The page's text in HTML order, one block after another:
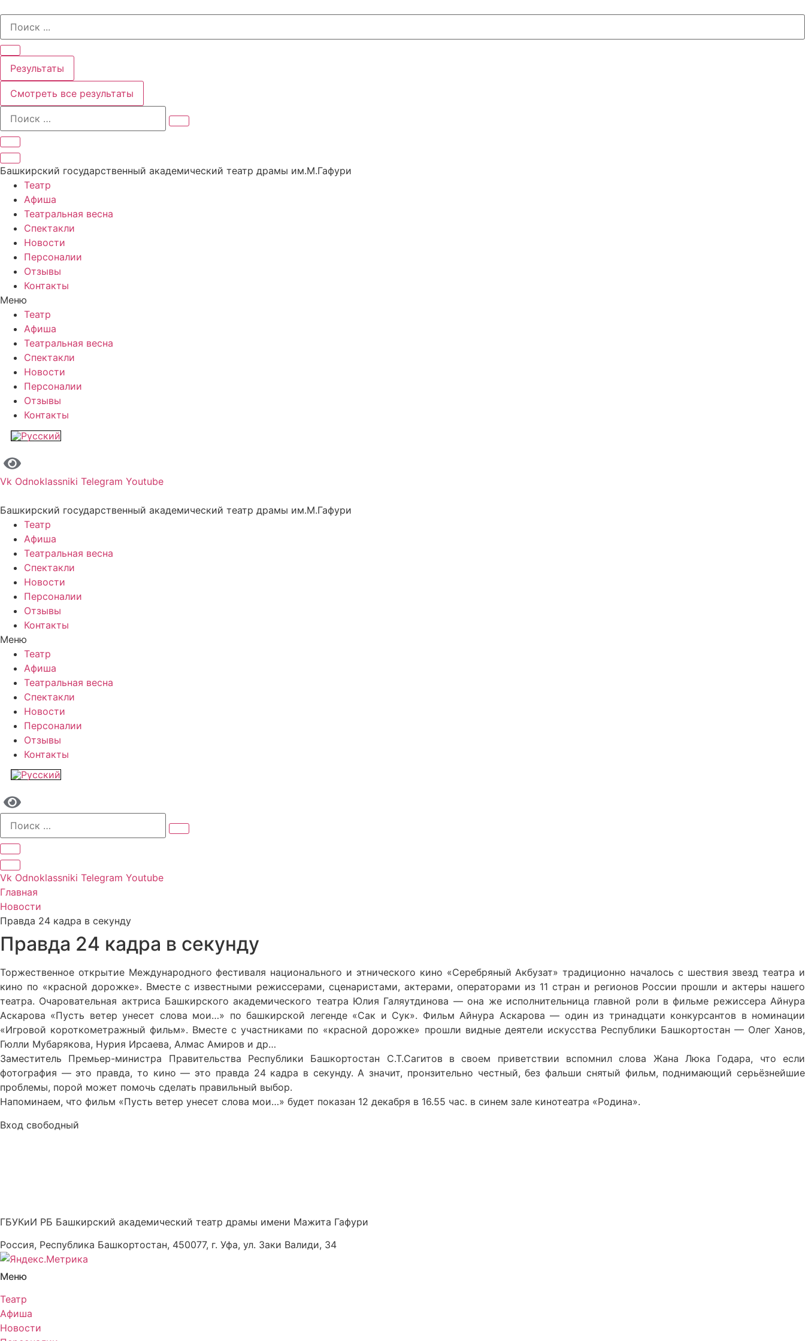
содержимому
Search
Результаты
Смотреть все результаты
Башкирский государственный академический театр драмы им.М.Гафури
Театр
Афиша
Театральная весна
Спектакли
Новости
Персоналии
Отзывы
Контакты
Меню
Театр
Афиша
Театральная весна
Спектакли
Новости
Персоналии
Отзывы
Контакты
Vk Odnoklassniki Telegram Youtube
Башкирский государственный академический театр драмы им.М.Гафури
Театр
Афиша
Театральная весна
Спектакли
Новости
Персоналии
Отзывы
Контакты
Меню
Театр
Афиша
Театральная весна
Спектакли
Новости
Персоналии
Отзывы
Контакты
Vk Odnoklassniki Telegram Youtube
Главная
Новости
Правда 24 кадра в секунду
Правда 24 кадра в секунду
Торжественное открытие Международного фестиваля национального и этнического кино «Серебряный Акбузат» традиционно началось с шествия звезд театра и
кино по «красной дорожке». Вместе с известными режиссерами, сценаристами, актерами, операторами из 11 стран и регионов России прошли и актеры нашего
театра. Очаровательная актриса Башкирского академического театра Юлия Галяутдинова — она же исполнительница главной роли в фильме режиссера Айнура
Аскарова «Пусть ветер унесет слова мои…» по башкирской легенде «Сак и Сук». Фильм Айнура Аскарова — один из тринадцати конкурсантов в номинации
«Игровой короткометражный фильм». Вместе с участниками по «красной дорожке» прошли видные деятели искусства Республики Башкортостан — Олег Ханов,
Гюлли Мубарякова, Нурия Ирсаева, Алмас Амиров и др…
Заместитель Премьер-министра Правительства Республики Башкортостан С.Т.Сагитов в своем приветствии вспомнил слова Жана Люка Годара, что если
фотография — это правда, то кино — это правда 24 кадра в секунду. А значит, пронзительно честный, без фальши снятый фильм, поднимающий серьёзнейшие
проблемы, порой может помочь сделать правильный выбор.
Напоминаем, что фильм «Пусть ветер унесет слова мои…» будет показан 12 декабря в 16.55 час. в синем зале кинотеатра «Родина».
Вход свободный
ГБУКиИ РБ Башкирский академический театр драмы имени Мажита Гафури
Россия, Республика Башкортостан, 450077, г. Уфа, ул. Заки Валиди, 34
Меню
Театр
Афиша
Новости